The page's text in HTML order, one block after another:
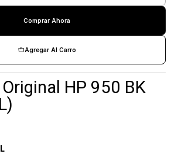
Agregar Al Carro
Comprar Ahora
HP 950 BK